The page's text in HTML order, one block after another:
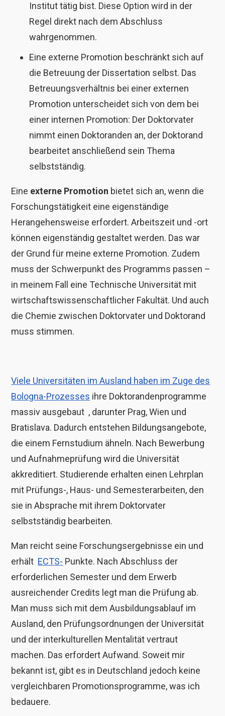
Institut tätig bist. Diese Option wird in der
Regel direkt nach dem Abschluss
wahrgenommen.
Eine externe Promotion beschränkt sich auf
die Betreuung der Dissertation selbst. Das
Betreuungsverhältnis bei einer externen
Promotion unterscheidet sich von dem bei
einer internen Promotion: Der Doktorvater
nimmt einen Doktoranden an, der Doktorand
bearbeitet anschließend sein Thema
selbstständig.
Eine externe Promotion bietet sich an, wenn die
Forschungstätigkeit eine eigenständige
Herangehensweise erfordert. Arbeitszeit und -ort
können eigenständig gestaltet werden. Das war
der Grund für meine externe Promotion. Zudem
muss der Schwerpunkt des Programms passen –
in meinem Fall eine Technische Universität mit
wirtschaftswissenschaftlicher Fakultät. Und auch
die Chemie zwischen Doktorvater und Doktorand
muss stimmen.
Viele Universitäten im Ausland haben im Zuge des
Bologna-Prozesses ihre Doktorandenprogramme
massiv ausgebaut , darunter Prag, Wien und
Bratislava. Dadurch entstehen Bildungsangebote,
die einem Fernstudium ähneln. Nach Bewerbung
und Aufnahmeprüfung wird die Universität
akkreditiert. Studierende erhalten einen Lehrplan
mit Prüfungs-, Haus- und Semesterarbeiten, den
sie in Absprache mit ihrem Doktorvater
selbstständig bearbeiten.
Man reicht seine Forschungsergebnisse ein und
erhält ECTS- Punkte. Nach Abschluss der
erforderlichen Semester und dem Erwerb
ausreichender Credits legt man die Prüfung ab.
Man muss sich mit dem Ausbildungsablauf im
Ausland, den Prüfungsordnungen der Universität
und der interkulturellen Mentalität vertraut
machen. Das erfordert Aufwand. Soweit mir
bekannt ist, gibt es in Deutschland jedoch keine
vergleichbaren Promotionsprogramme, was ich
bedauere.